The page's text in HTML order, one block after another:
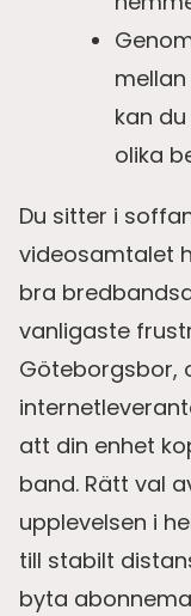
mellan
kan
olika
Du sitter i
videosamtalet
bra
vanligaste
Göteborgsbor,
att din enhet
band. Rätt val
upplevelsen i
till stabilt
byta